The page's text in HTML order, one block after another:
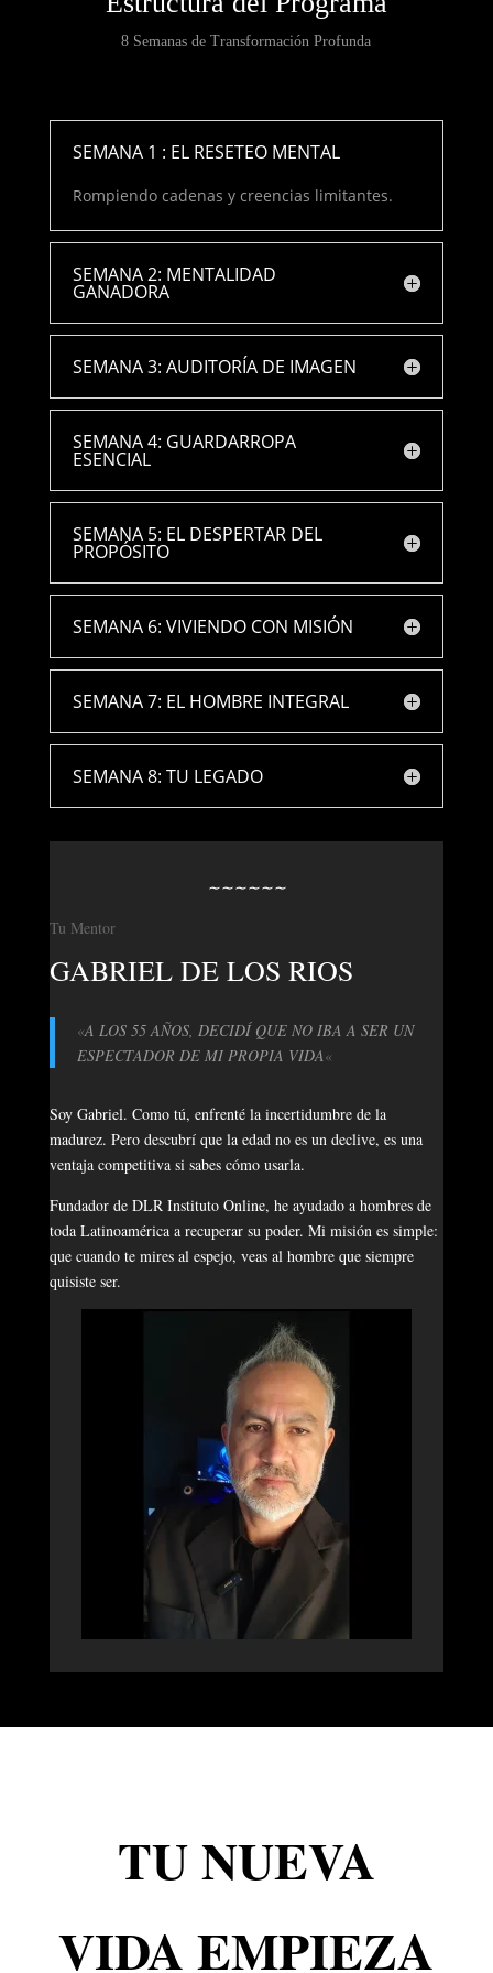
8 Semanas de Transformación Profunda
SEMANA 1 : EL RESETEO MENTAL
Rompiendo cadenas y creencias limitantes.
SEMANA 2: MENTALIDAD
GANADORA
SEMANA 3: AUDITORÍA DE IMAGEN
SEMANA 4: GUARDARROPA
ESENCIAL
SEMANA 5: EL DESPERTAR DEL
PROPÓSITO
SEMANA 6: VIVIENDO CON MISIÓN
SEMANA 7: EL HOMBRE INTEGRAL
SEMANA 8: TU LEGADO
∼∼∼∼∼∼
Tu Mentor
GABRIEL DE LOS RIOS
«A LOS 55 AÑOS, DECIDÍ QUE NO IBA A SER UN
ESPECTADOR DE MI PROPIA VIDA«
Soy Gabriel. Como tú, enfrenté la incertidumbre de la
madurez. Pero descubrí que la edad no es un declive, es una
ventaja competitiva si sabes cómo usarla.
Fundador de DLR Instituto Online, he ayudado a hombres de
toda Latinoamérica a recuperar su poder. Mi misión es simple:
que cuando te mires al espejo, veas al hombre que siempre
quisiste ser.
TU NUEVA
VIDA EMPIEZA